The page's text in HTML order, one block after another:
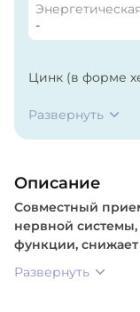
-
Цинк (в форме
Магния цитрат,
Развернуть
Описание
Совместный
нервной
функции, снижает
Развернуть